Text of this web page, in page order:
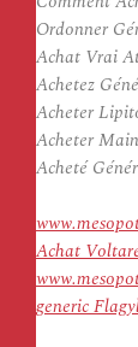
Ordonner
Achat Vrai
Achetez
Acheter
Acheter
Acheté
Achat
generic